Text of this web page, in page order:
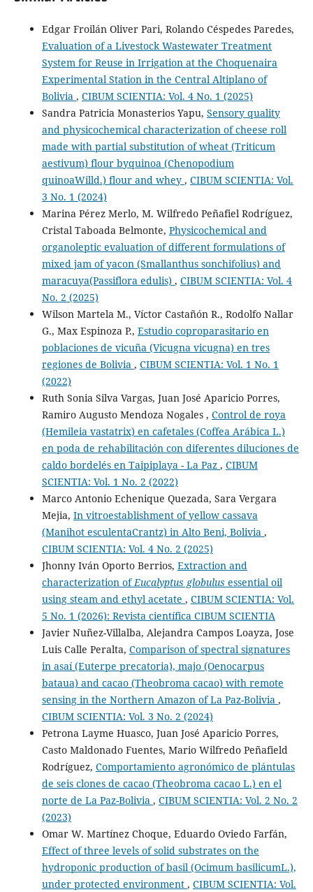
Edgar Froilán Oliver Pari, Rolando Céspedes Paredes,
Evaluation of a Livestock Wastewater Treatment
System for Reuse in Irrigation at the Choquenaira
Experimental Station in the Central Altiplano of
Bolivia , CIBUM SCIENTIA: Vol. 4 No. 1 (2025)
Sandra Patricia Monasterios Yapu, Sensory quality
and physicochemical characterization of cheese roll
made with partial substitution of wheat (Triticum
aestivum) flour byquinoa (Chenopodium
quinoaWilld.) flour and whey , CIBUM SCIENTIA: Vol.
3 No. 1 (2024)
Marina Pérez Merlo, M. Wilfredo Peñafiel Rodríguez,
Cristal Taboada Belmonte, Physicochemical and
organoleptic evaluation of different formulations of
mixed jam of yacon (Smallanthus sonchifolius) and
maracuya(Passiflora edulis) , CIBUM SCIENTIA: Vol. 4
No. 2 (2025)
Wilson Martela M., Víctor Castañón R., Rodolfo Nallar
G., Max Espinoza P., Estudio coproparasitario en
poblaciones de vicuña (Vicugna vicugna) en tres
regiones de Bolivia , CIBUM SCIENTIA: Vol. 1 No. 1
(2022)
Ruth Sonia Silva Vargas, Juan José Aparicio Porres,
Ramiro Augusto Mendoza Nogales , Control de roya
(Hemileia vastatrix) en cafetales (Coffea Arábica L.)
en poda de rehabilitación con diferentes diluciones de
caldo bordelés en Taipiplaya - La Paz , CIBUM
SCIENTIA: Vol. 1 No. 2 (2022)
Marco Antonio Echenique Quezada, Sara Vergara
Mejia, In vitroestablishment of yellow cassava
(Manihot esculentaCrantz) in Alto Beni, Bolivia ,
CIBUM SCIENTIA: Vol. 4 No. 2 (2025)
Jhonny Iván Oporto Berrios, Extraction and
characterization ofEucalyptus globulus essential oil
using steam and ethyl acetate , CIBUM SCIENTIA: Vol.
5 No. 1 (2026): Revista científica CIBUM SCIENTIA
Javier Nuñez-Villalba, Alejandra Campos Loayza, Jose
Luis Calle Peralta, Comparison of spectral signatures
in asaí (Euterpe precatoria), majo (Oenocarpus
bataua) and cacao (Theobroma cacao) with remote
sensing in the Northern Amazon of La Paz-Bolivia ,
CIBUM SCIENTIA: Vol. 3 No. 2 (2024)
Petrona Layme Huasco, Juan José Aparicio Porres,
Casto Maldonado Fuentes, Mario Wilfredo Peñafield
Rodríguez, Comportamiento agronómico de plántulas
de seis clones de cacao (Theobroma cacao L.) en el
norte de La Paz-Bolivia , CIBUM SCIENTIA: Vol. 2 No. 2
(2023)
Omar W. Martínez Choque, Eduardo Oviedo Farfán,
Effect of three levels of solid substrates on the
hydroponic production of basil (Ocimum basilicumL.),
under protected environment , CIBUM SCIENTIA: Vol.